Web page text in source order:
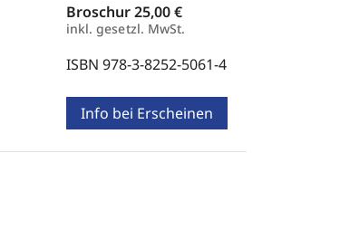
Broschur25,00 €
inkl. gesetzl. MwSt.
ISBN 978-3-8252-5061-4
Info bei Erscheinen